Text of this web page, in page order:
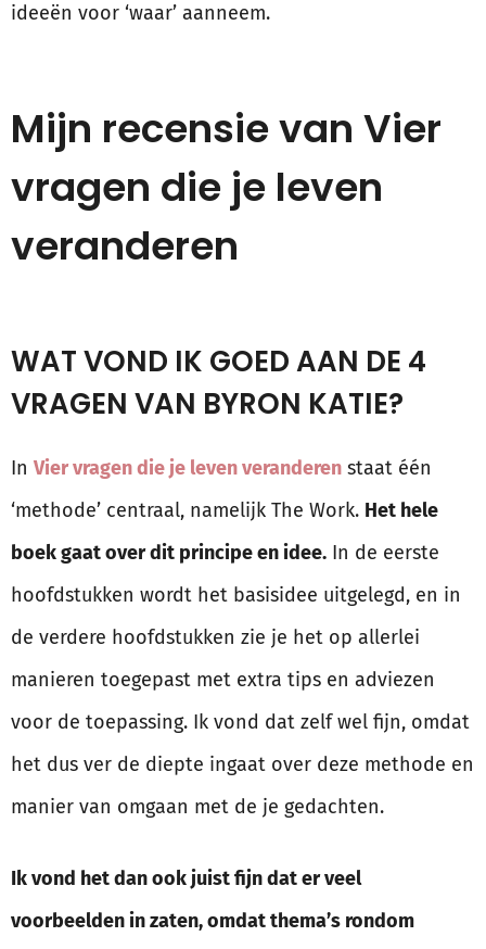
ideeën voor ‘waar’ aanneem.
Mijn recensie van Vier
vragen die je leven
veranderen
WAT VOND IK GOED AAN DE 4
VRAGEN VAN BYRON KATIE?
In Vier vragen die je leven veranderen staat één
‘methode’ centraal, namelijk The Work. Het hele
boek gaat over dit principe en idee. In de eerste
hoofdstukken wordt het basisidee uitgelegd, en in
de verdere hoofdstukken zie je het op allerlei
manieren toegepast met extra tips en adviezen
voor de toepassing. Ik vond dat zelf wel fijn, omdat
het dus ver de diepte ingaat over deze methode en
manier van omgaan met de je gedachten.
Ik vond het dan ook juist fijn dat er veel
voorbeelden in zaten, omdat thema’s rondom